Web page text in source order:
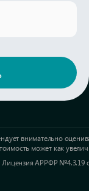
внимательно
может как
АРРФР №4.3.19